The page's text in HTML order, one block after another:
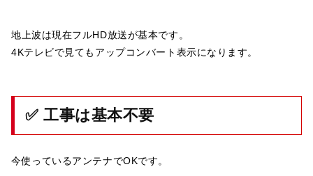
地上波は現在フルHD放送が基本です。
4Kテレビで見てもアップコンバート表示になります。
✅ 工事は基本不要
今使っているアンテナでOKです。